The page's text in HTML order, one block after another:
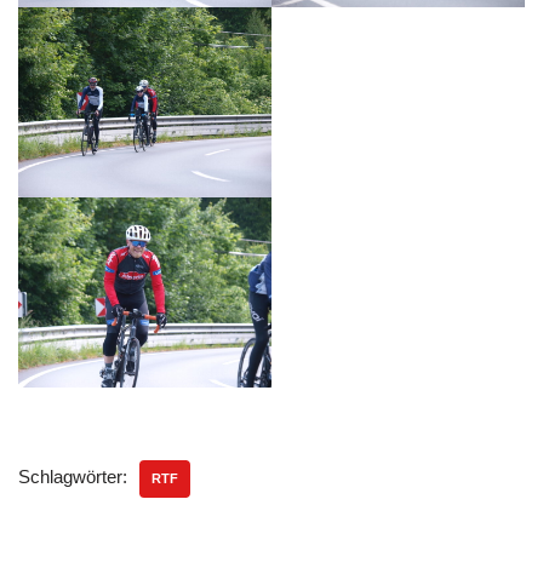
Schlagwörter: RTF